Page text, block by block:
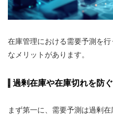
在庫管理における需要予測を
なメリットがあります。
過剰在庫や在庫切れを防ぐ
まず第一に、需要予測は過剰